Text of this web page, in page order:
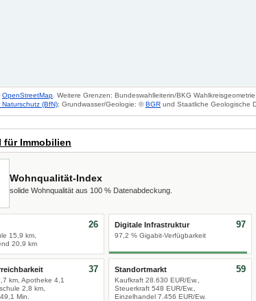
OpenStreetMap . Weitere Grenzen: Bundeswahlleiterin/BKG
(BfN); Grundwasser/Geologie: ©BGR und Staatliche Geologische
für Immobilien
Wohnqualität-Index
solide Wohnqualität aus 100 % Datenabdeckung.
15,9 km,
20,9 km
26 Digitale Infrastruktur
97,2 % Gigabit-Verfügbarkeit
97
km, Apotheke 4,1
2,8 km,
Min.
37 Standortmarkt
Kaufkraft 28.630 EUR/Ew.,
Steuerkraft 548 EUR/Ew.,
Einzelhandel 7.456 EUR/Ew.
59